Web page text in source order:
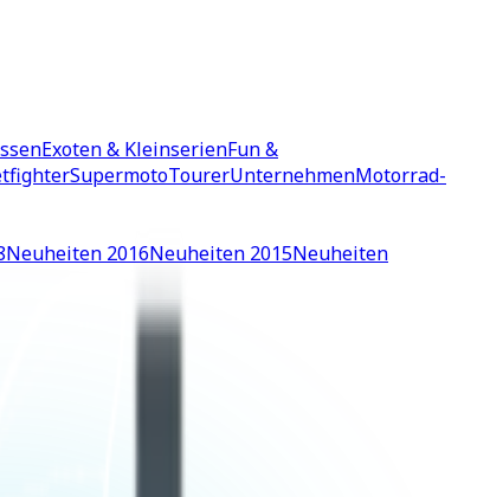
Exoten & KleinserienFun &
SupermotoTourerUnternehmenMotorrad-
Neuheiten 2016Neuheiten 2015Neuheiten